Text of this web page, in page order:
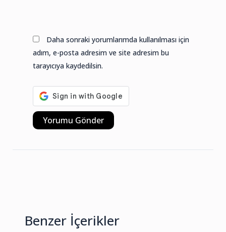
Daha sonraki yorumlarımda kullanılması için
adım, e-posta adresim ve site adresim bu
tarayıcıya kaydedilsin.
Benzer İçerikler